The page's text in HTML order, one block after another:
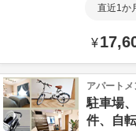
直近1か
¥
アパート
駐車場
件、自